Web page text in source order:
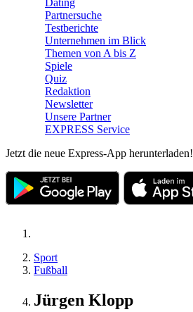
Dating
Partnersuche
Testberichte
Unternehmen im Blick
Themen von A bis Z
Spiele
Quiz
Redaktion
Newsletter
Unsere Partner
EXPRESS Service
Jetzt die neue Express-App herunterladen!
Sport
Fußball
Jürgen Klopp